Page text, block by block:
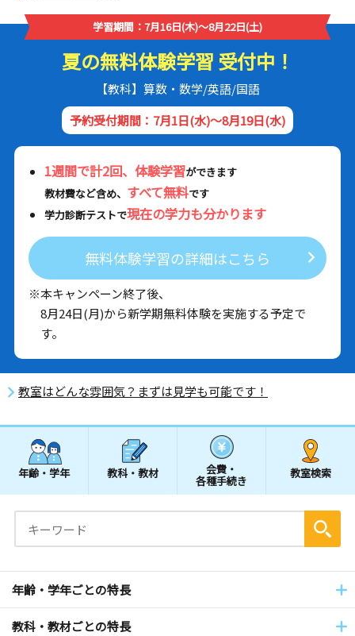
学習期間：7月16日(木)～8月22日(土)
夏の無料体験学習 受付中！
【教科】算数・数学/英語/国語
予約受付期間：7月1日(水)～8月19日(水)
1週間で計2回、体験学習ができます
教材費など含め、 すべて無料です
学力診断テストで現在の学力も分かります
無料体験学習の詳細はこちら
※本キャンペーン終了後、
8月24日(月)から新学期無料体験を実施する予定で
す。
教室はどんな雰囲気？まずは見学も可能です！
年齢・学年 教科・教材 会費・
各種手続き
教室検索
年齢・学年ごとの特長
教科・教材ごとの特長